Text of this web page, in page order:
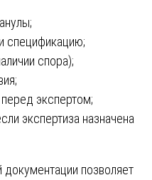
спецификацию;
спора);
экспертом;
экспертиза назначена
позволяет